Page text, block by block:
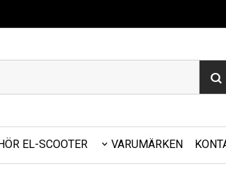
EL-SCOOTER VARUMÄRKEN